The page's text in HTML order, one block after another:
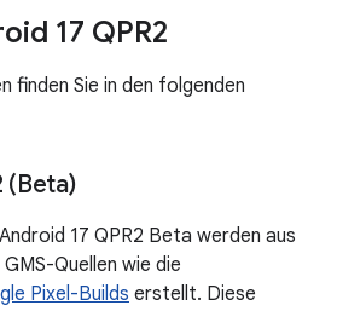
17 QPR2
finden Sie in den folgenden
(Beta)
17 QPR2 Beta werden aus
Quellen wie die
Pixel-Builds erstellt. Diese